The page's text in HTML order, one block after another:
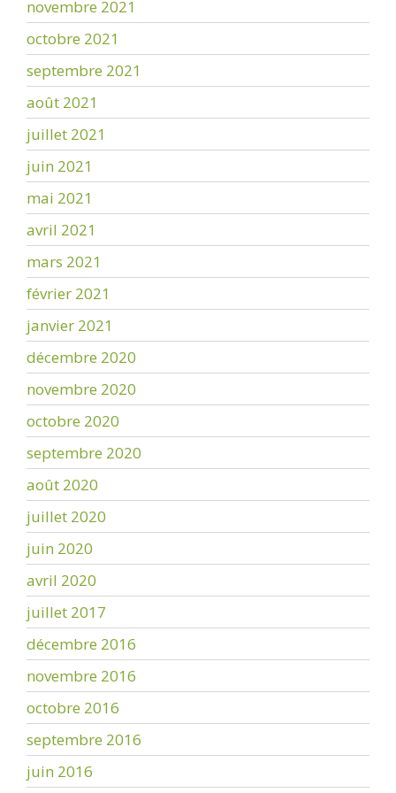
novembre 2021
octobre 2021
septembre 2021
août 2021
juillet 2021
juin 2021
mai 2021
avril 2021
mars 2021
février 2021
janvier 2021
décembre 2020
novembre 2020
octobre 2020
septembre 2020
août 2020
juillet 2020
juin 2020
avril 2020
juillet 2017
décembre 2016
novembre 2016
octobre 2016
septembre 2016
juin 2016